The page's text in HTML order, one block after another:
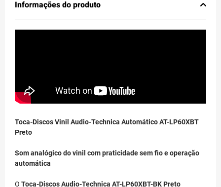
Informações do produto
Toca-Discos Vinil Audio-Technica Automático AT-LP60XBT
Preto
Som analógico do vinil com praticidade sem fio e operação
automática
O Toca-Discos Audio-Technica AT-LP60XBT-BK Preto